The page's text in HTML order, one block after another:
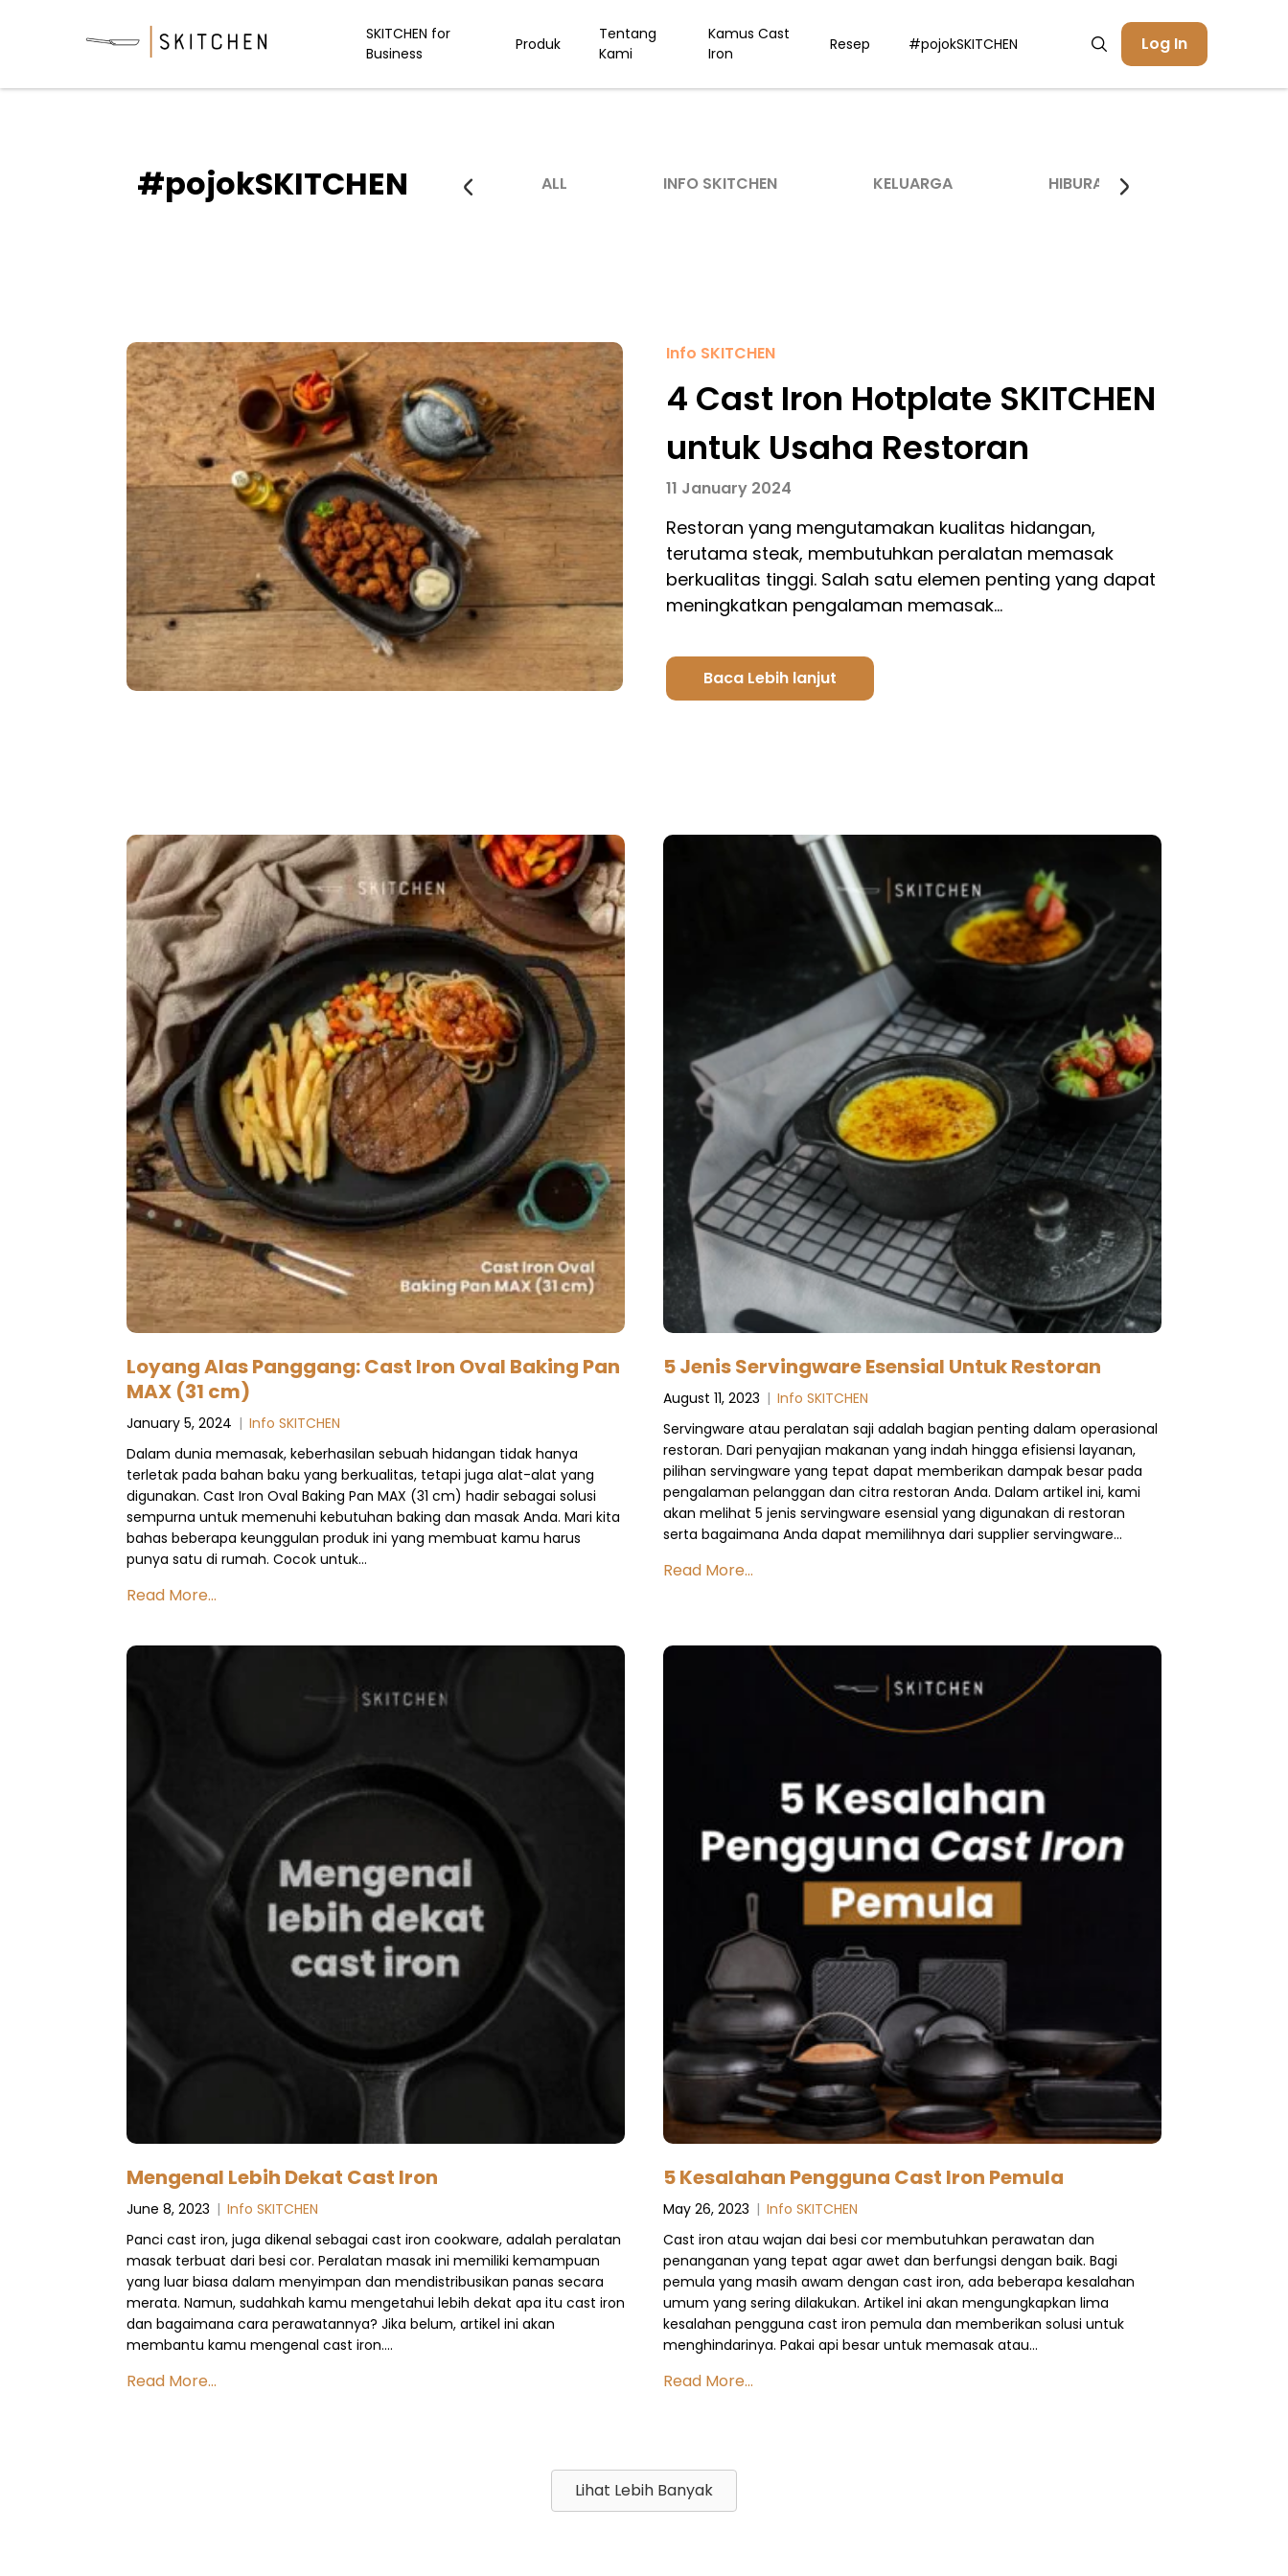
SKITCHEN for
Business
Produk
Tentang
Kami
Kamus Cast
Iron
Resep #pojokSKITCHEN Log In
#pojokSKITCHEN ALL INFO SKITCHEN KELUARGA HIBURAN
Info SKITCHEN
4 Cast Iron Hotplate SKITCHEN
untuk Usaha Restoran
11 January 2024
Restoran yang mengutamakan kualitas hidangan,
terutama steak, membutuhkan peralatan memasak
berkualitas tinggi. Salah satu elemen penting yang dapat
meningkatkan pengalaman memasak…
Baca Lebih lanjut
Loyang Alas Panggang: Cast Iron Oval Baking Pan
MAX (31 cm)
January 5, 2024 | Info SKITCHEN
Dalam dunia memasak, keberhasilan sebuah hidangan tidak hanya
terletak pada bahan baku yang berkualitas, tetapi juga alat-alat yang
digunakan. Cast Iron Oval Baking Pan MAX (31 cm) hadir sebagai solusi
sempurna untuk memenuhi kebutuhan baking dan masak Anda. Mari kita
bahas beberapa keunggulan produk ini yang membuat kamu harus
punya satu di rumah. Cocok untuk…
Read More...
5 Jenis Servingware Esensial Untuk Restoran
August 11, 2023 | Info SKITCHEN
Servingware atau peralatan saji adalah bagian penting dalam operasional
restoran. Dari penyajian makanan yang indah hingga efisiensi layanan,
pilihan servingware yang tepat dapat memberikan dampak besar pada
pengalaman pelanggan dan citra restoran Anda. Dalam artikel ini, kami
akan melihat 5 jenis servingware esensial yang digunakan di restoran
serta bagaimana Anda dapat memilihnya dari supplier servingware…
Read More...
Mengenal Lebih Dekat Cast Iron
June 8, 2023 | Info SKITCHEN
Panci cast iron, juga dikenal sebagai cast iron cookware, adalah peralatan
masak terbuat dari besi cor. Peralatan masak ini memiliki kemampuan
yang luar biasa dalam menyimpan dan mendistribusikan panas secara
merata. Namun, sudahkah kamu mengetahui lebih dekat apa itu cast iron
dan bagaimana cara perawatannya? Jika belum, artikel ini akan
membantu kamu mengenal cast iron….
Read More...
5 Kesalahan Pengguna Cast Iron Pemula
May 26, 2023 | Info SKITCHEN
Cast iron atau wajan dai besi cor membutuhkan perawatan dan
penanganan yang tepat agar awet dan berfungsi dengan baik. Bagi
pemula yang masih awam dengan cast iron, ada beberapa kesalahan
umum yang sering dilakukan. Artikel ini akan mengungkapkan lima
kesalahan pengguna cast iron pemula dan memberikan solusi untuk
menghindarinya. Pakai api besar untuk memasak atau…
Read More...
Lihat Lebih Banyak